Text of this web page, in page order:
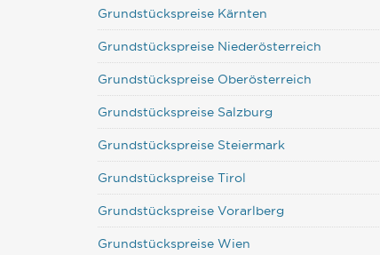
Grundstückspreise Kärnten
Grundstückspreise Niederösterreich
Grundstückspreise Oberösterreich
Grundstückspreise Salzburg
Grundstückspreise Steiermark
Grundstückspreise Tirol
Grundstückspreise Vorarlberg
Grundstückspreise Wien